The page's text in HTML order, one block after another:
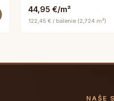
44,95 €/m²
122,45 € / balenie (2,724 m²)
NAŠE